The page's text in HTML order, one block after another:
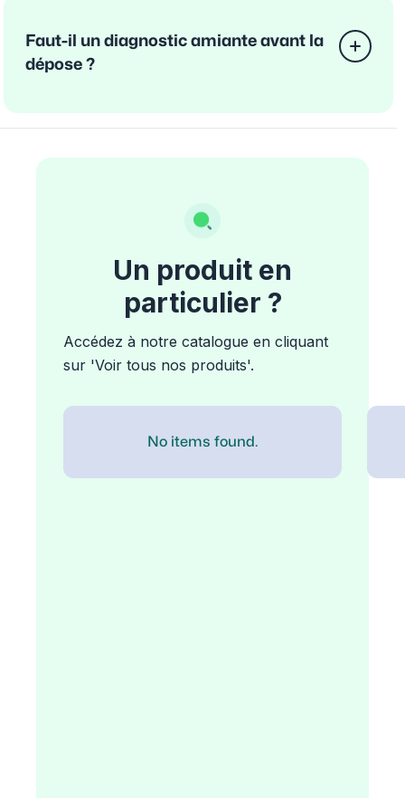
Faut-il un diagnostic amiante avant la
dépose ?
Un produit en
particulier ?
Accédez à notre catalogue en cliquant
sur 'Voir tous nos produits'.
No items found.